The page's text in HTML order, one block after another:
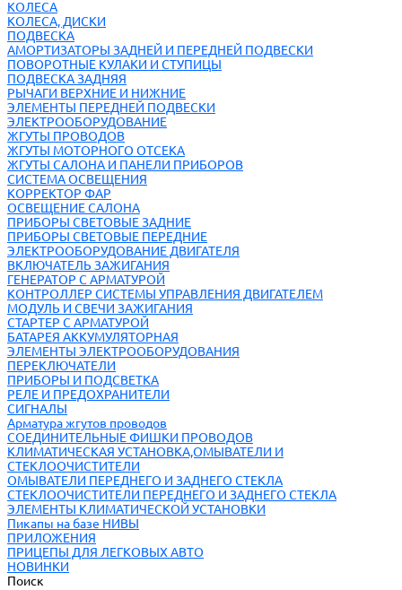
КОЛЕСА
КОЛЕСА, ДИСКИ
ПОДВЕСКА
АМОРТИЗАТОРЫ ЗАДНЕЙ И ПЕРЕДНЕЙ ПОДВЕСКИ
ПОВОРОТНЫЕ КУЛАКИ И СТУПИЦЫ
ПОДВЕСКА ЗАДНЯЯ
РЫЧАГИ ВЕРХНИЕ И НИЖНИЕ
ЭЛЕМЕНТЫ ПЕРЕДНЕЙ ПОДВЕСКИ
ЭЛЕКТРООБОРУДОВАНИЕ
ЖГУТЫ ПРОВОДОВ
ЖГУТЫ МОТОРНОГО ОТСЕКА
ЖГУТЫ САЛОНА И ПАНЕЛИ ПРИБОРОВ
СИСТЕМА ОСВЕЩЕНИЯ
КОРРЕКТОР ФАР
ОСВЕЩЕНИЕ САЛОНА
ПРИБОРЫ СВЕТОВЫЕ ЗАДНИЕ
ПРИБОРЫ СВЕТОВЫЕ ПЕРЕДНИЕ
ЭЛЕКТРООБОРУДОВАНИЕ ДВИГАТЕЛЯ
ВКЛЮЧАТЕЛЬ ЗАЖИГАНИЯ
ГЕНЕРАТОР С АРМАТУРОЙ
КОНТРОЛЛЕР СИСТЕМЫ УПРАВЛЕНИЯ ДВИГАТЕЛЕМ
МОДУЛЬ И СВЕЧИ ЗАЖИГАНИЯ
СТАРТЕР С АРМАТУРОЙ
БАТАРЕЯ АККУМУЛЯТОРНАЯ
ЭЛЕМЕНТЫ ЭЛЕКТРООБОРУДОВАНИЯ
ПЕРЕКЛЮЧАТЕЛИ
ПРИБОРЫ И ПОДСВЕТКА
РЕЛЕ И ПРЕДОХРАНИТЕЛИ
СИГНАЛЫ
Арматура жгутов проводов
СОЕДИНИТЕЛЬНЫЕ ФИШКИ ПРОВОДОВ
КЛИМАТИЧЕСКАЯ УСТАНОВКА,ОМЫВАТЕЛИ И
СТЕКЛООЧИСТИТЕЛИ
ОМЫВАТЕЛИ ПЕРЕДНЕГО И ЗАДНЕГО СТЕКЛА
СТЕКЛООЧИСТИТЕЛИ ПЕРЕДНЕГО И ЗАДНЕГО СТЕКЛА
ЭЛЕМЕНТЫ КЛИМАТИЧЕСКОЙ УСТАНОВКИ
Пикапы на базе НИВЫ
ПРИЛОЖЕНИЯ
ПРИЦЕПЫ ДЛЯ ЛЕГКОВЫХ АВТО
НОВИНКИ
Поиск